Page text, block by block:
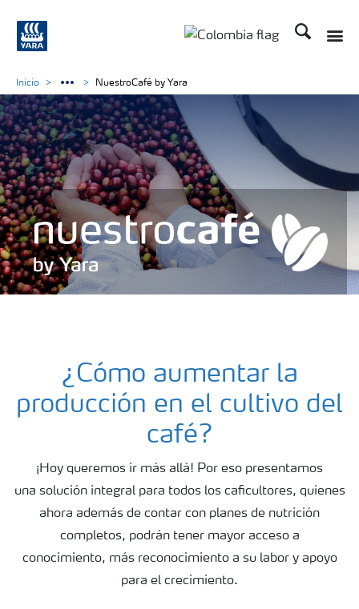
Buscar
Inicio NuestroCafé by Yara
¿Cómo aumentar la
producción en el cultivo del
café?
¡Hoy queremos ir más allá! Por eso presentamos
una solución integral para todos los caficultores, quienes
ahora además de contar con planes de nutrición
completos, podrán tener mayor acceso a
conocimiento, más reconocimiento a su labor y apoyo
para el crecimiento.